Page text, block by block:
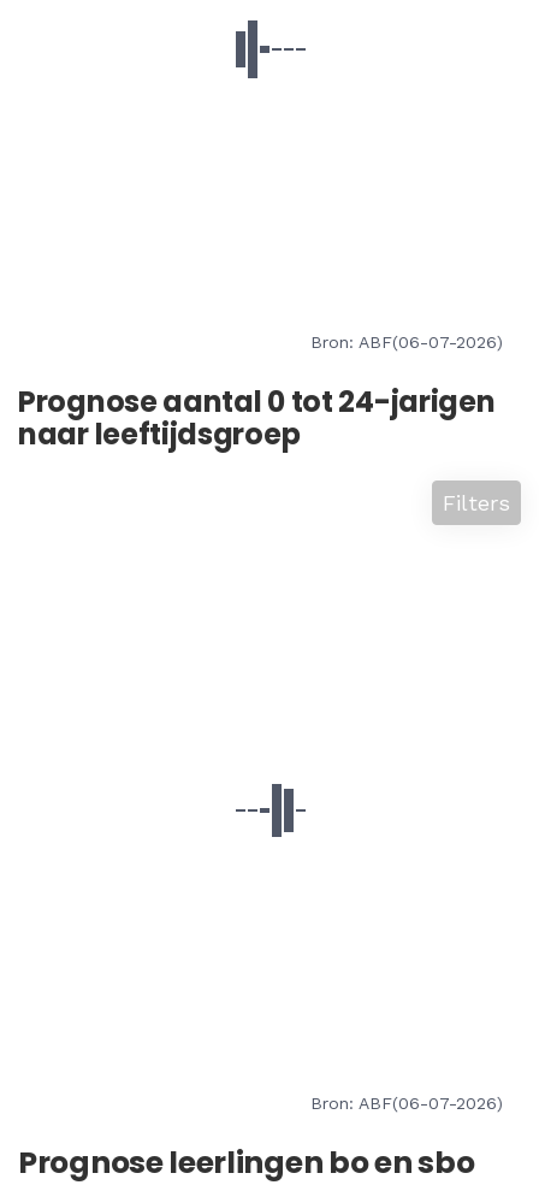
Bron: ABF(06-07-2026)
Prognose aantal 0 tot 24-jarigen
naar leeftijdsgroep
Filters
Bron: ABF(06-07-2026)
Prognose leerlingen bo en sbo